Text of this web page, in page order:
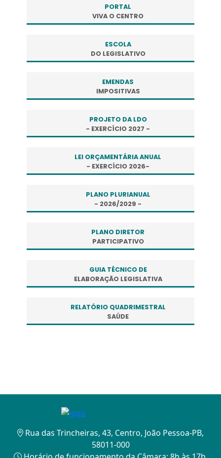
PORTAL
VIVA O CENTRO
ESCOLA
DO LEGISLATIVO
EMENDAS
IMPOSITIVAS
PROJETO DA LDO
- EXERCÍCIO 2027 -
LEI ORÇAMENTÁRIA ANUAL
- EXERCÍCIO 2026-
PLANO PLURIANUAL
- 2026/2029 -
PLANO DIRETOR
PARTICIPATIVO
GUIA TÉCNICO DE
ELABORAÇÃO LEGISLATIVA
RELATÓRIO QUADRIMESTRAL
SAÚDE
Rua das Trincheiras, 43, Centro, João Pessoa-PB,
58011-000